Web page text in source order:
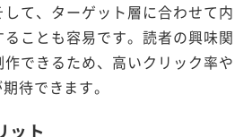
て、ターゲット層に合わせて内
ことも容易です。読者の興味関
できるため、高いクリック率や
待できます。
ット